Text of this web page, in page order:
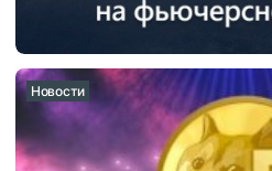
Новости